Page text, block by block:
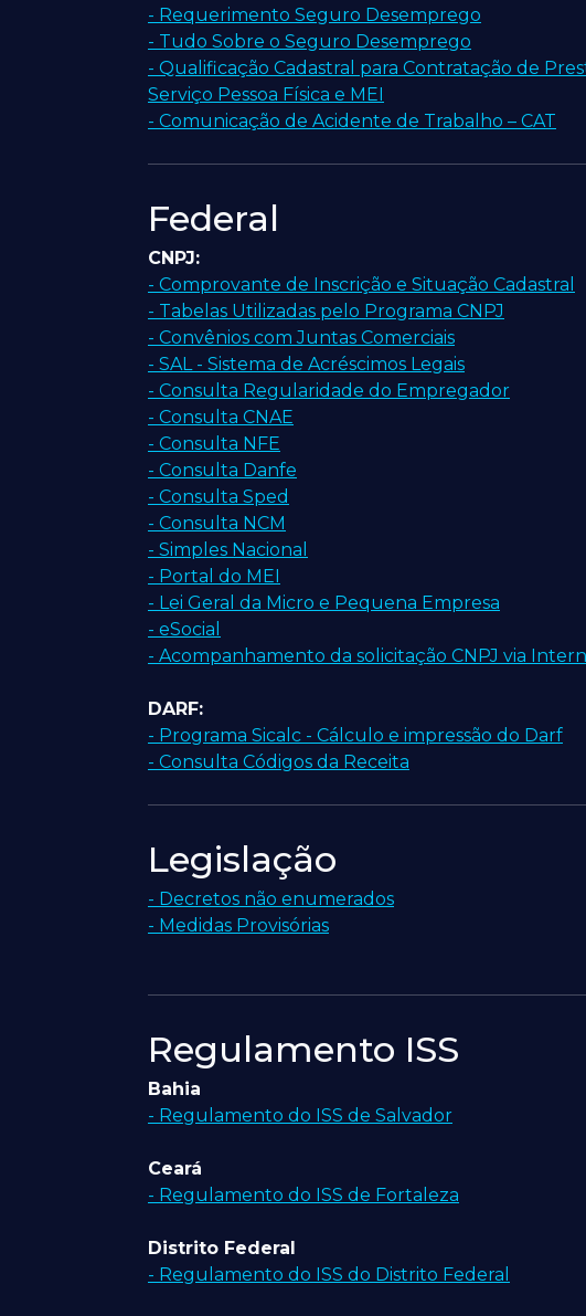
- Requerimento Seguro Desemprego
- Tudo Sobre o Seguro Desemprego
- Qualificação Cadastral para Contratação de
Serviço Pessoa Física e MEI
- Comunicação de Acidente de Trabalho – CAT
Federal
CNPJ:
- Comprovante de Inscrição e Situação Cadastral
- Tabelas Utilizadas pelo Programa CNPJ
- Convênios com Juntas Comerciais
- SAL - Sistema de Acréscimos Legais
- Consulta Regularidade do Empregador
- Consulta CNAE
- Consulta NFE
- Consulta Danfe
- Consulta Sped
- Consulta NCM
- Simples Nacional
- Portal do MEI
- Lei Geral da Micro e Pequena Empresa
- eSocial
- Acompanhamento da solicitação CNPJ via
DARF:
- Programa Sicalc - Cálculo e impressão do Darf
- Consulta Códigos da Receita
Legislação
- Decretos não enumerados
- Medidas Provisórias
Regulamento ISS
Bahia
- Regulamento do ISS de Salvador
Ceará
- Regulamento do ISS de Fortaleza
Distrito Federal
- Regulamento do ISS do Distrito Federal